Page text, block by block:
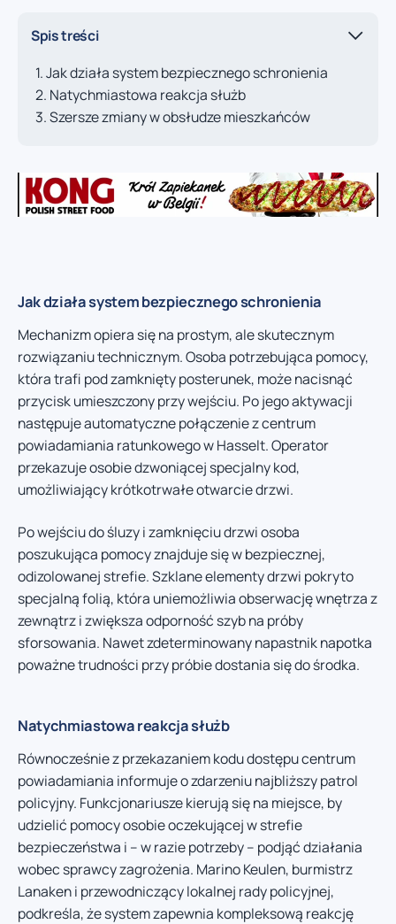
Spis treści
Jak działa system bezpiecznego schronienia
Natychmiastowa reakcja służb
Szersze zmiany w obsłudze mieszkańców
Jak działa system bezpiecznego schronienia
Mechanizm opiera się na prostym, ale skutecznym
rozwiązaniu technicznym. Osoba potrzebująca pomocy,
która trafi pod zamknięty posterunek, może nacisnąć
przycisk umieszczony przy wejściu. Po jego aktywacji
następuje automatyczne połączenie z centrum
powiadamiania ratunkowego w Hasselt. Operator
przekazuje osobie dzwoniącej specjalny kod,
umożliwiający krótkotrwałe otwarcie drzwi.
Po wejściu do śluzy i zamknięciu drzwi osoba
poszukująca pomocy znajduje się w bezpiecznej,
odizolowanej strefie. Szklane elementy drzwi pokryto
specjalną folią, która uniemożliwia obserwację wnętrza z
zewnątrz i zwiększa odporność szyb na próby
sforsowania. Nawet zdeterminowany napastnik napotka
poważne trudności przy próbie dostania się do środka.
Natychmiastowa reakcja służb
Równocześnie z przekazaniem kodu dostępu centrum
powiadamiania informuje o zdarzeniu najbliższy patrol
policyjny. Funkcjonariusze kierują się na miejsce, by
udzielić pomocy osobie oczekującej w strefie
bezpieczeństwa i – w razie potrzeby – podjąć działania
wobec sprawcy zagrożenia. Marino Keulen, burmistrz
Lanaken i przewodniczący lokalnej rady policyjnej,
podkreśla, że system zapewnia kompleksową reakcję